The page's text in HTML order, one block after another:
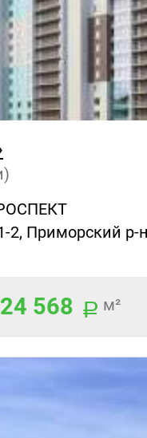
2, Приморский р-
568 м²